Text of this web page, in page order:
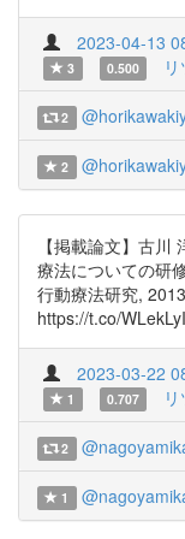
2023-04-13
3
0.500
2
2
【掲載論文】古
療法についての研
行動療法研究,
https://t.co/
2023-03-22
1
0.707
2
1